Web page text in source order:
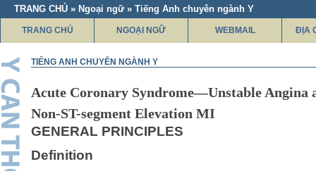
TRANG CHỦ » Ngoại ngữ » Tiếng Anh chuyên ngành Y
TRANG CHỦ NGOẠI NGỮ WEBMAIL ĐỊA
TIẾNG ANH CHUYÊN NGÀNH Y
Acute Coronary Syndrome—Unstable Angina
Non-ST-segment Elevation MI
GENERAL PRINCIPLES
Definition